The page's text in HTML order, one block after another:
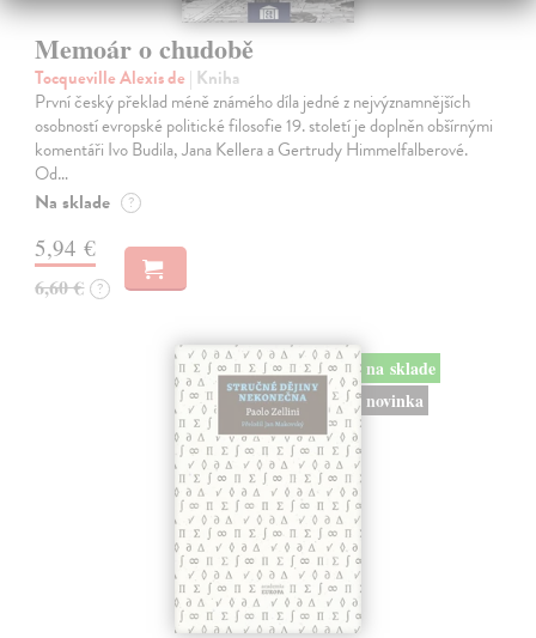
Memoár o chudobě
Tocqueville Alexis de | Kniha
První český překlad méně známého díla jedné z nejvýznamnějších
osobností evropské politické filosofie 19. století je doplněn obšírnými
komentáři Ivo Budila, Jana Kellera a Gertrudy Himmelfalberové.
Od…
Na sklade ?
5,94 €
6,60 € ?
na sklade
novinka